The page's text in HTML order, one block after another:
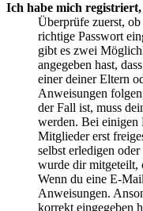
Ich habe mich
Überprüfe zuerst,
richtige Passwort
gibt es zwei
angegeben hast,
einer deiner Eltern
Anweisungen
der Fall ist, muss
werden. Bei einigen
Mitglieder erst
selbst erledigen
wurde dir mitgeteilt,
Wenn du eine E-
Anweisungen.
korrekt eingegeben